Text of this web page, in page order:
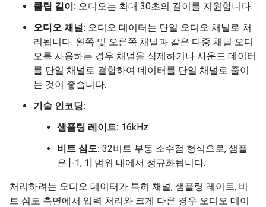
클립 길이: 오디오는 최대 30초의 길이를 지원합니다.
오디오 채널: 오디오 데이터는 단일 오디오 채널로 처
리됩니다. 왼쪽 및 오른쪽 채널과 같은 다중 채널 오디
오를 사용하는 경우 채널을 삭제하거나 사운드 데이터
를 단일 채널로 결합하여 데이터를 단일 채널로 줄이
는 것이 좋습니다.
기술 인코딩:
샘플링 레이트: 16kHz
비트 심도: 32비트 부동 소수점 형식으로, 샘플
은 [-1, 1] 범위 내에서 정규화됩니다.
처리하려는 오디오 데이터가 특히 채널, 샘플링 레이트, 비
트 심도 측면에서 입력 처리와 크게 다른 경우 오디오 데이